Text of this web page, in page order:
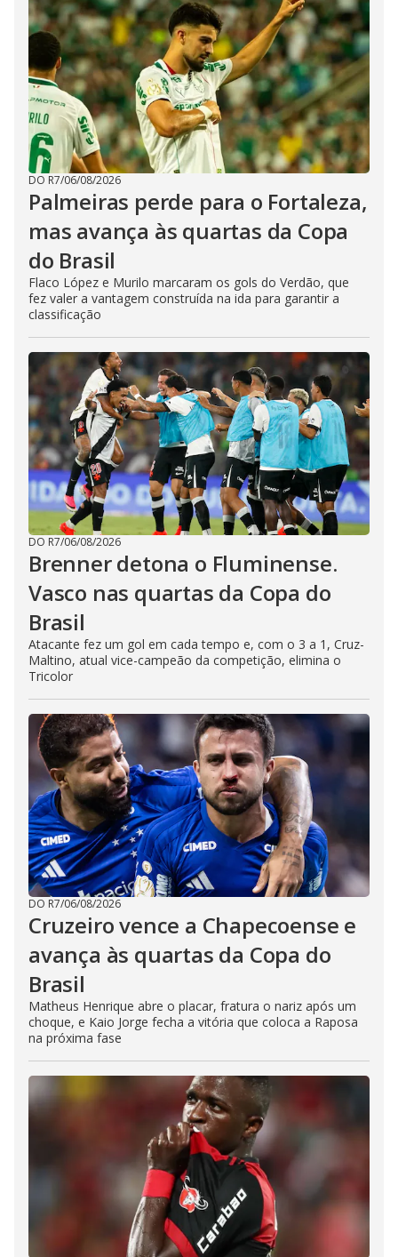
DO R7/06/08/2026
Palmeiras perde para o Fortaleza,
mas avança às quartas da Copa
do Brasil
Flaco López e Murilo marcaram os gols do Verdão, que
fez valer a vantagem construída na ida para garantir a
classificação
DO R7/06/08/2026
Brenner detona o Fluminense.
Vasco nas quartas da Copa do
Brasil
Atacante fez um gol em cada tempo e, com o 3 a 1, Cruz-
Maltino, atual vice-campeão da competição, elimina o
Tricolor
DO R7/06/08/2026
Cruzeiro vence a Chapecoense e
avança às quartas da Copa do
Brasil
Matheus Henrique abre o placar, fratura o nariz após um
choque, e Kaio Jorge fecha a vitória que coloca a Raposa
na próxima fase